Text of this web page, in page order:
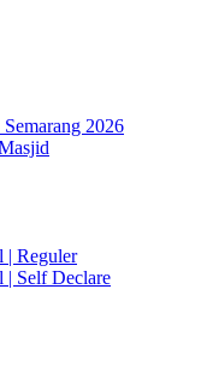
2026
| Reguler
| Self Declare